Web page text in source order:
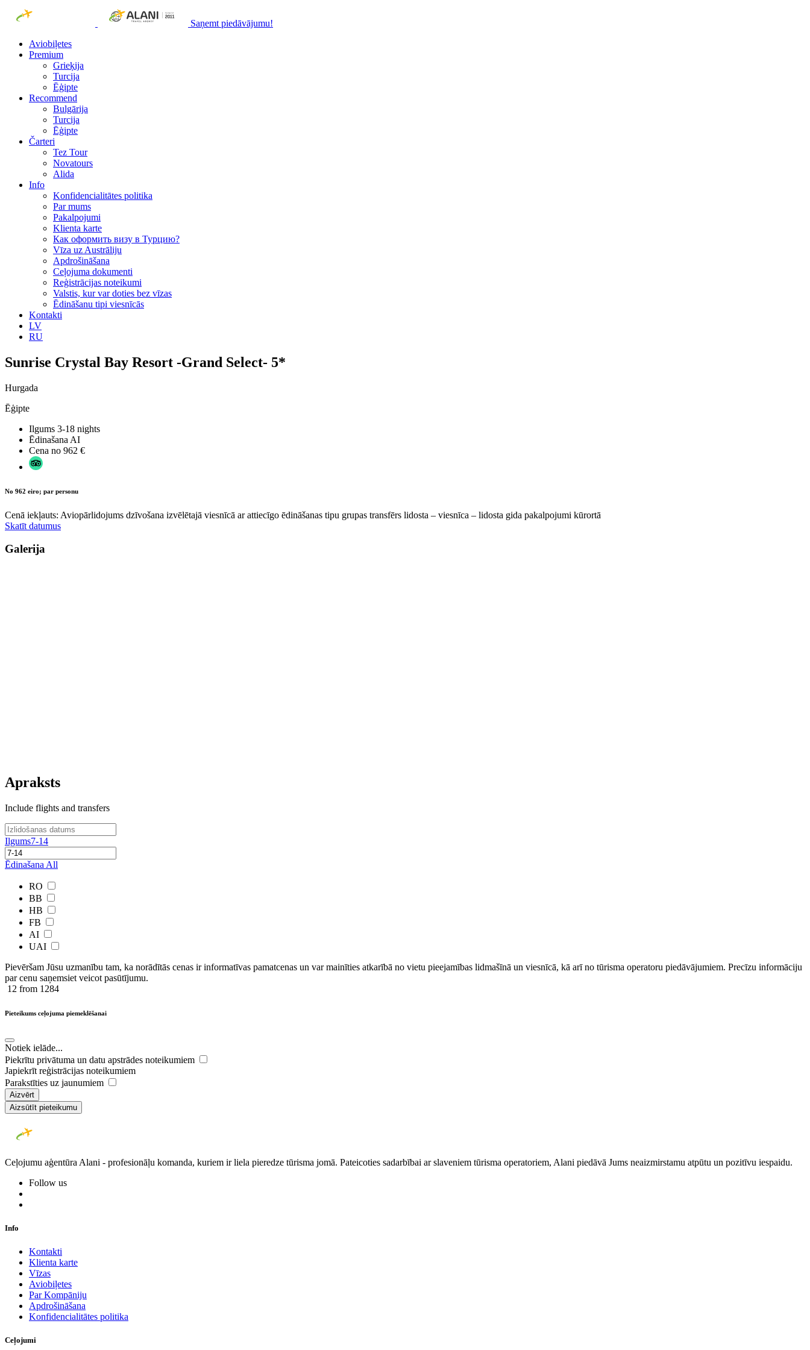
Saņemt piedāvājumu!
Aviobiļetes
Premium
Grieķija
Turcija
Ēģipte
Recommend
Bulgārija
Turcija
Ēģipte
Čarteri
Tez Tour
Novatours
Alida
Info
Konfidencialitātes politika
Par mums
Рakalpojumi
Klienta karte
Как оформить визу в Турцию?
Vīza uz Austrāliju
Apdrošināšana
Ceļojuma dokumenti
Reģistrācijas noteikumi
Valstis, kur var doties bez vīzas
Ēdināšanu tipi viesnīcās
Kontakti
LV
RU
Sunrise Crystal Bay Resort -Grand Select- 5*
Hurgada
Ēģipte
Ilgums 3-18 nights
Ēdinašana AI
Cena no 962 €
No 962 eiro; par personu
Cenā iekļauts: Aviopārlidojums dzīvošana izvēlētajā viesnīcā ar attiecīgo ēdināšanas tipu grupas transfērs lidosta – viesnīca – lidosta gida pakalpojumi kūrortā
Skatīt datumus
Galerija
Apraksts
Include flights and transfers
Ilgums7-14
Ēdinašana All
RO
BB
HB
FB
AI
UAI
Pievēršam Jūsu uzmanību tam, ka norādītās cenas ir ​informatīvas ​pamatcenas un var mainīties atkarībā ​no ​vietu pieejamības lidmašīnā un viesnīcā, kā arī no tūrisma operatoru piedāvājumiem. Precīzu informāciju
par cenu saņemsiet veicot pasūtījumu.
12 from 1284
Pieteikums ceļojuma piemeklēšanai
Notiek ielāde...
Piekrītu privātuma un datu apstrādes noteikumiem
Japiekrīt reģistrācijas noteikumiem
Parakstīties uz jaunumiem
Aizvērt
Aizsūtīt pieteikumu
Ceļojumu aģentūra Alani - profesionāļu komanda, kuriem ir liela pieredze tūrisma jomā. Pateicoties sadarbībai ar slaveniem tūrisma operatoriem, Alani piedāvā Jums neaizmirstamu atpūtu un pozitīvu iespaidu.
Follow us
Info
Kontakti
Klienta karte
Vīzas
Aviobiļetes
Par Kompāniju
Apdrošināšana
Konfidencialitātes politika
Ceļojumi